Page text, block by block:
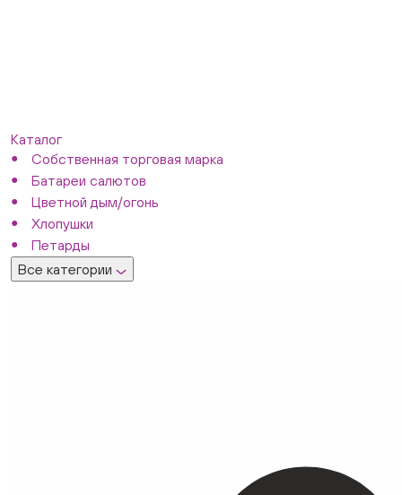
Каталог
Собственная торговая марка
Батареи салютов
Цветной дым/огонь
Хлопушки
Петарды
Все категории